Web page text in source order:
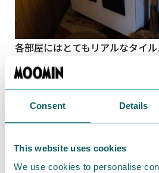
Consent Details
This website uses cookies
We use cookies to personalise
各部屋にはとてもリアルなタイ
階段を上って２階へ。